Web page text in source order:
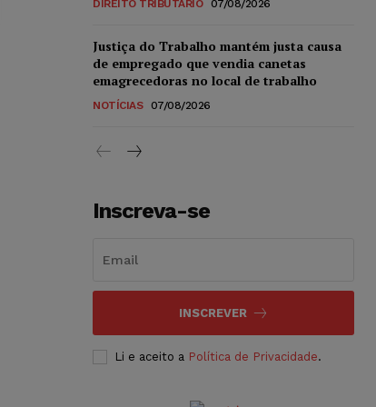
DIREITO TRIBUTÁRIO 07/08/2026
Justiça do Trabalho mantém justa causa
de empregado que vendia canetas
emagrecedoras no local de trabalho
NOTÍCIAS 07/08/2026
Inscreva-se
INSCREVER
Li e aceito a Política de Privacidade.